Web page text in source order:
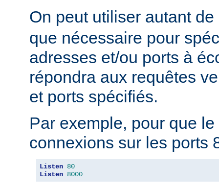
On peut utiliser autant
que nécessaire pour
adresses et/ou ports à
répondra aux requêtes
et ports spécifiés.
Par exemple, pour que
connexions sur les ports
Listen 80
Listen 8000